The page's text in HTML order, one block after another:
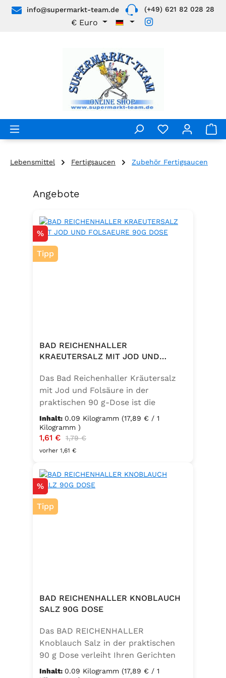
Zum Hauptinhalt springen
info@supermarkt-team.de (+49) 621 82 028 28
€ Euro
Lebensmittel Fertigsaucen Zubehör Fertigsaucen
Produktgalerie überspringen
Angebote
Rabatt
%
Tipp
BAD REICHENHALLER
KRAEUTERSALZ MIT JOD UND
Das Bad Reichenhaller Kräutersalz
mit Jod und Folsäure in der
praktischen 90 g-Dose ist die
aromatische Würzmischung für eine
bewusste Ernährung. Fein
abgestimmte Gartenkräuter
verbinden sich mit hochwertigem
Küchenhelfer. Ideal zum Würzen von
Suppen, Salaten, Gemüse- und
Kartoffelgerichten. Geeignet für die
vegetarische und vegane Küche
Lorbeer, Rosmarin, Oregano,
Thymian), Trennmittel Calciumsalze
Kaliumjodat.
Inhalt: 0.09 Kilogramm (17,89 € / 1
Kilogramm )
Verkaufspreis:
1,61 € Regulärer Preis:
1,79 €
vorher 1,61 €
Rabatt
%
Tipp
BAD REICHENHALLER KNOBLAUCH
SALZ 90G DOSE
Das BAD REICHENHALLER
Knoblauch Salz in der praktischen
90 g Dose verleiht Ihren Gerichten
einen vollmundigen, aromatischen
Inhalt: 0.09 Kilogramm (17,89 € / 1